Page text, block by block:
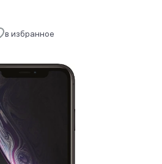
в избранное